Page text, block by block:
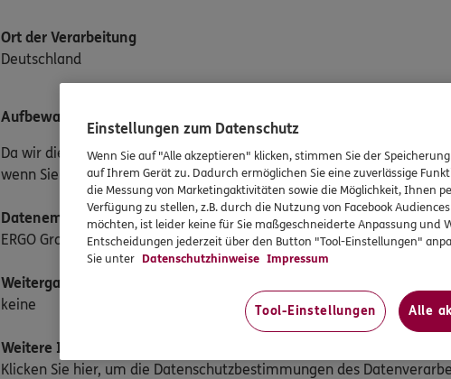
Ort der Verarbeitung
Deutschland
Aufbewahrungsfrist
Da wir die Daten in erster Linie für Sie speichern, bestimmen auch
wenn Sie uns eine einfache E-Mail an
Datenempfänger
ERGO Group AG
Weitergabe an Drittländer
keine
Weitere Informationen
Klicken Sie hier, um die Datenschutzbestimmungen des
Einstellungen zum Datenschutz
Wenn Sie auf "Alle akzeptieren" klicken, stimmen Sie der
auf Ihrem Gerät zu. Dadurch ermöglichen Sie eine zuverlässige
die Messung von Marketingaktivitäten sowie die Möglichkeit, Ihnen
Verfügung zu stellen, z.B. durch die Nutzung von Facebook Audiences
möchten, ist leider keine für Sie maßgeschneiderte Anpassung und
Entscheidungen jederzeit über den Button "Tool-Einstellungen"
Sie unter Datenschutzhinweise Impressum
Tool-Einstellungen Alle